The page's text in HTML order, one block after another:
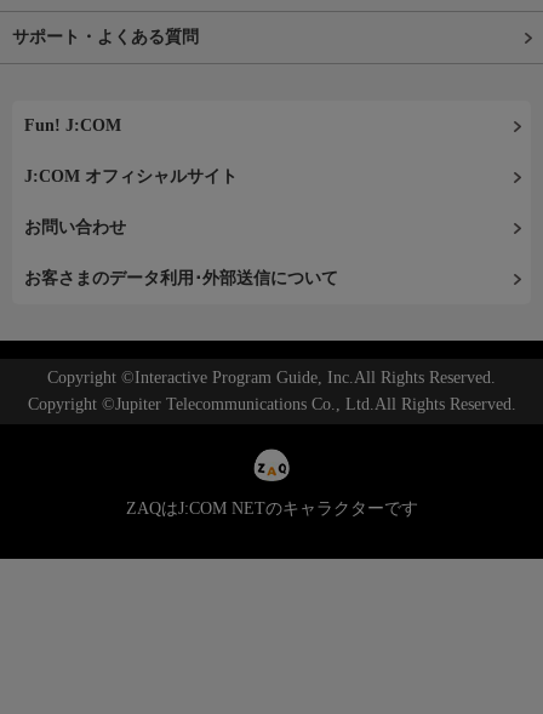
サポート・よくある質問
Fun! J:COM
J:COM オフィシャルサイト
お問い合わせ
お客さまのデータ利用･外部送信について
Copyright ©Interactive Program Guide, Inc.All Rights Reserved.
Copyright ©Jupiter Telecommunications Co., Ltd.All Rights Reserved.
ZAQはJ:COM NETのキャラクターです